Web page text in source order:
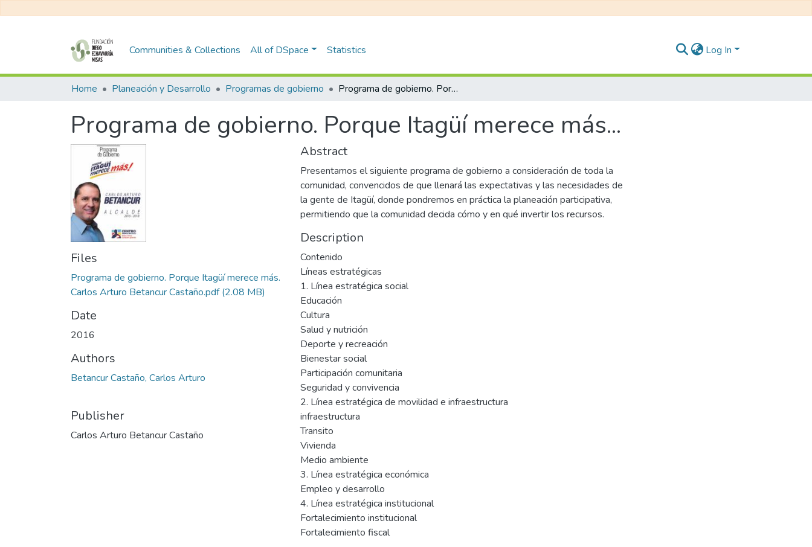
Communities & Collections All of DSpace Statistics Log In
Home Planeación y Desarrollo Programas de gobierno Programa de gobierno. Porque Itagüí merece más...
Programa de gobierno. Porque Itagüí merece más...
Files
Programa de gobierno. Porque Itagüí merece más.
Carlos Arturo Betancur Castaño.pdf(2.08 MB)
Date
2016
Authors
Betancur Castaño, Carlos Arturo
Publisher
Carlos Arturo Betancur Castaño
Abstract
Presentamos el siguiente programa de gobierno a consideración de toda la
comunidad, convencidos de que llenará las expectativas y las necesidades de
la gente de Itagüí, donde pondremos en práctica la planeación participativa,
permitiendo que la comunidad decida cómo y en qué invertir los recursos.
Description
Contenido
Líneas estratégicas
1. Línea estratégica social
Educación
Cultura
Salud y nutrición
Deporte y recreación
Bienestar social
Participación comunitaria
Seguridad y convivencia
2. Línea estratégica de movilidad e infraestructura
infraestructura
Transito
Vivienda
Medio ambiente
3. Línea estratégica económica
Empleo y desarrollo
4. Línea estratégica institucional
Fortalecimiento institucional
Fortalecimiento fiscal